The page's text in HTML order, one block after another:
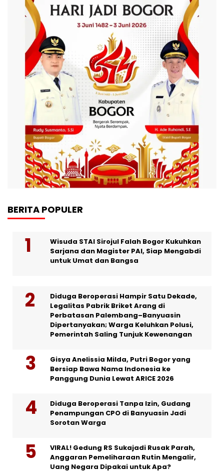
BERITA POPULER
Wisuda STAI Sirojul Falah Bogor Kukuhkan
Sarjana dan Magister PAI, Siap Mengabdi
untuk Umat dan Bangsa
Diduga Beroperasi Hampir Satu Dekade,
Legalitas Pabrik Briket Arang di
Perbatasan Palembang–Banyuasin
Dipertanyakan; Warga Keluhkan Polusi,
Pemerintah Saling Tunjuk Kewenangan
Gisya Anelissia Milda, Putri Bogor yang
Bersiap Bawa Nama Indonesia ke
Panggung Dunia Lewat ARICE 2026
Diduga Beroperasi Tanpa Izin, Gudang
Penampungan CPO di Banyuasin Jadi
Sorotan Warga
VIRAL! Gedung RS Sukajadi Rusak Parah,
Anggaran Pemeliharaan Rutin Mengalir,
Uang Negara Dipakai untuk Apa?